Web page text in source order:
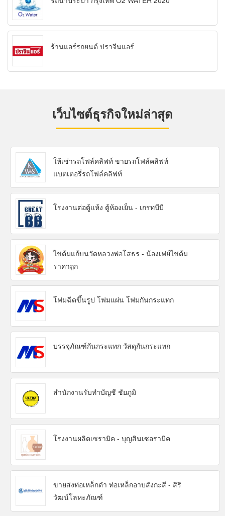
ร้านแอร์รถยนต์ ปราจีนแอร์
เว็บไซต์ธุรกิจใหม่ล่าสุด
ให้เช่ารถโฟล์คลิฟท์ ขายรถโฟล์คลิฟท์
แบตเตอรี่รถโฟล์คลิฟท์
โรงงานต่อตู้แห้ง ตู้ห้องเย็น - เกรทบีบี
ไข่ต้มแก้บนวัดหลวงพ่อโสธร - น้องเฟย์ไข่ต้ม
ราคาถูก
โฟมฉีดขึ้นรูป โฟมแผ่น โฟมกันกระแทก
บรรจุภัณฑ์กันกระแทก วัสดุกันกระแทก
สำนักงานรับทำบัญชี ชัยภูมิ
โรงงานผลิตเซรามิค - บุญสินเซอรามิค
ขายส่งท่อเหล็กดำ ท่อเหล็กอาบสังกะสี - สิริ
วัฒน์โลหะภัณฑ์